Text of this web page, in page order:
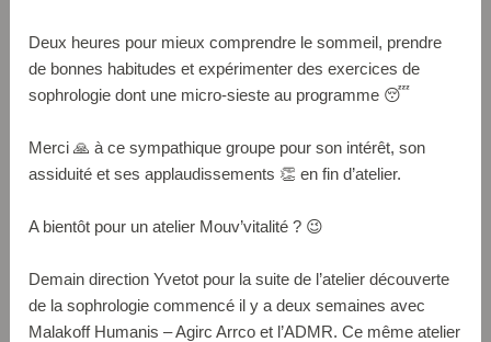
Deux heures pour mieux comprendre le sommeil, prendre
de bonnes habitudes et expérimenter des exercices de
sophrologie dont une micro-sieste au programme 😴
Merci 🙏 à ce sympathique groupe pour son intérêt, son
assiduité et ses applaudissements 👏 en fin d’atelier.
A bientôt pour un atelier Mouv’vitalité ? 😉
Demain direction Yvetot pour la suite de l’atelier découverte
de la sophrologie commencé il y a deux semaines avec
Malakoff Humanis – Agirc Arrco et l’ADMR. Ce même atelier